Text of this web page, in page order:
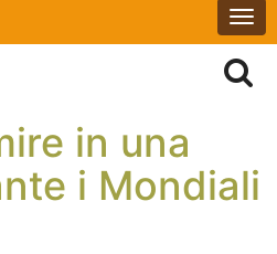
in una
i Mondiali